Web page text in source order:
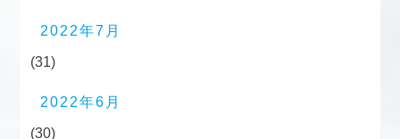
2022年7月
(31)
2022年6月
(30)